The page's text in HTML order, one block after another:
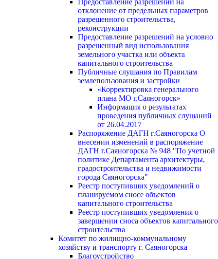
Предоставление разрешений на
отклонение от предельных параметров
разрешенного строительства,
реконструкции
Предоставление разрешений на условно
разрешенный вид использования
земельного участка или объекта
капитального строительства
Публичные слушания по Правилам
землепользования и застройки
«Корректировка генерального
плана МО г.Саяногорск»
Информация о результатах
проведения публичных слушаний
от 26.04.2017
Распоряжение ДАГН г.Саяногорска О
внесении изменений в распоряжение
ДАГН г.Саяногорска № 948 "По учетной
политике Департамента архитектуры,
градостроительства и недвижимости
города Саяногорска"
Реестр поступивших уведомлений о
планируемом сносе объектов
капитального строительства
Реестр поступивших уведомления о
завершении сноса объектов капитального
строительства
Комитет по жилищно-коммунальному
хозяйству и транспорту г. Саяногорска
Благоустройство